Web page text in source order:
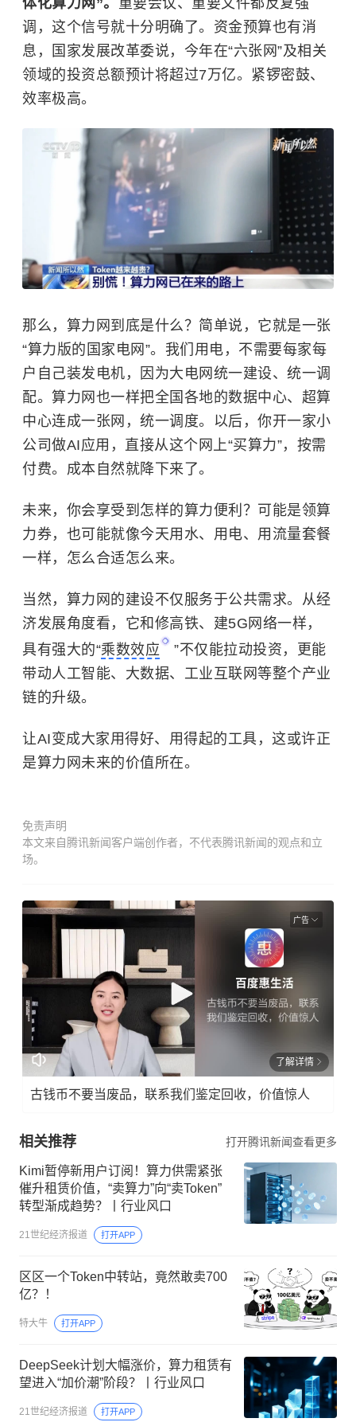
调，这个信号就十分明确了。资金预算也有消
息，国家发展改革委说，今年在“六张网”及相关
领域的投资总额预计将超过7万亿。紧锣密鼓、
效率极高。
那么，算力网到底是什么？简单说，它就是一张
“算力版的国家电网”。我们用电，不需要每家每
户自己装发电机，因为大电网统一建设、统一调
配。算力网也一样把全国各地的数据中心、超算
中心连成一张网，统一调度。以后，你开一家小
公司做AI应用，直接从这个网上“买算力”，按需
付费。成本自然就降下来了。
未来，你会享受到怎样的算力便利？可能是领算
力券，也可能就像今天用水、用电、用流量套餐
一样，怎么合适怎么来。
当然，算力网的建设不仅服务于公共需求。从经
济发展角度看，它和修高铁、建5G网络一样，
具有强大的“乘数效应
”不仅能拉动投资，更能
带动人工智能、大数据、 工业互联网等整个产业
链的升级。
让AI变成大家用得好、用得起的工具，这或许正
是算力网未来的价值所在。
免责声明
本文来自腾讯新闻客户端创作者，不代表腾讯新闻的观点和立
场。
广告
了解详情
古钱币不要当废品，联系我们鉴定回收，价值惊人
相关推荐 打开腾讯新闻查看更多
Kimi暂停新用户订阅！算力供需紧张
催升租赁价值，“卖算力”向“卖Token”
转型渐成趋势？丨行业风口
21世纪经济报道 打开APP
区区一个Token中转站，竟然敢卖700
亿？！
特大牛 打开APP
DeepSeek计划大幅涨价，算力租赁有
望进入“加价潮”阶段？丨行业风口
21世纪经济报道 打开APP